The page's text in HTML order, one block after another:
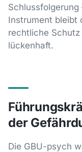
Instrument bleibt
rechtliche
lückenhaft.
der
Die GBU-psych